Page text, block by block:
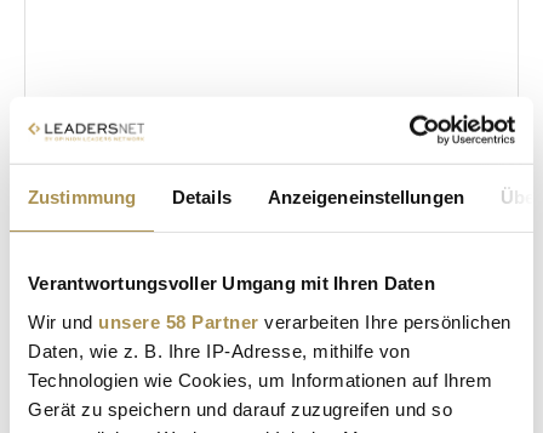
Zustimmung Details Anzeigeneinstellungen
Verantwortungsvoller Umgang mit Ihren Daten
Wir und unsere 58 Partner verarbeiten Ihre persönlichen
Daten, wie z. B. Ihre IP-Adresse, mithilfe von
Technologien wie Cookies, um Informationen auf Ihrem
Gerät zu speichern und darauf zuzugreifen und so
ABSENDEN
* Pflichtfelder.